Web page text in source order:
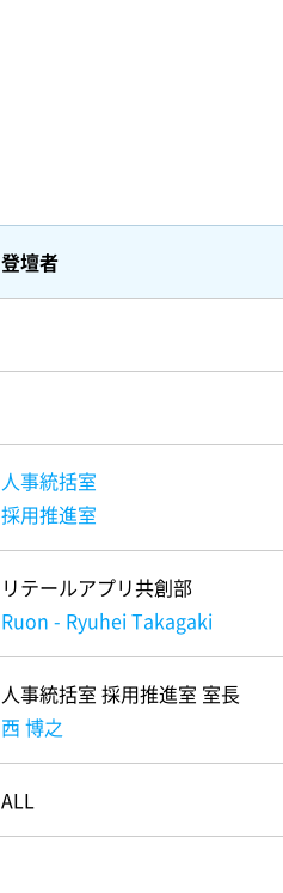
登壇者
人事統括室
採用推進室
リテールアプリ共創部
Ruon - Ryuhei Takagaki
人事統括室 採用推進室 室長
西 博之
ALL